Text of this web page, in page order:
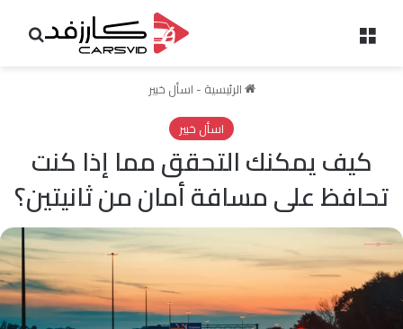
الرئيسية - اسأل خبير
اسأل خبير
كيف يمكنك التحقق مما إذا كنت
تحافظ على مسافة أمان من ثانيتين؟